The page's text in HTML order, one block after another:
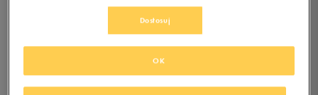
KLUBIE 50 STYLE
Produkt niedostępny
Dostosuj
OK